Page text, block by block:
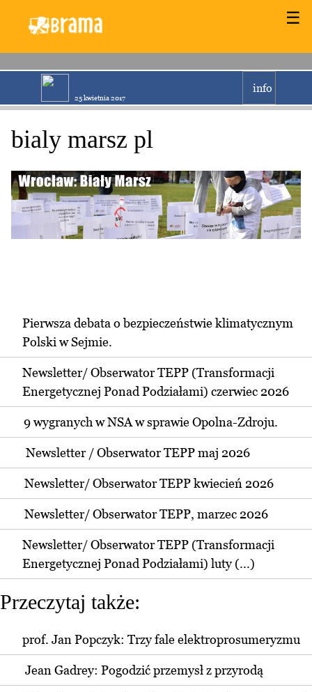
☰
25 kwietnia 2017
info
bialy marsz pl
Pierwsza debata o bezpieczeństwie klimatycznym
Polski w Sejmie.
Newsletter/ Obserwator TEPP (Transformacji
Energetycznej Ponad Podziałami) czerwiec 2026
9 wygranych w NSA w sprawie Opolna-Zdroju.
Newsletter / Obserwator TEPP maj 2026
Newsletter/ Obserwator TEPP kwiecień 2026
Newsletter/ Obserwator TEPP, marzec 2026
Newsletter/ Obserwator TEPP (Transformacji
Energetycznej Ponad Podziałami) luty (...)
Przeczytaj także:
prof. Jan Popczyk: Trzy fale elektroprosumeryzmu
Jean Gadrey: Pogodzić przemysł z przyrodą